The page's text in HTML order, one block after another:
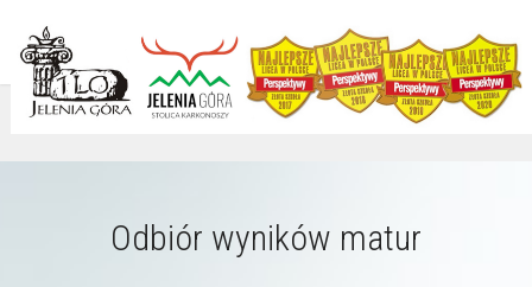
Odbiór wyników matur